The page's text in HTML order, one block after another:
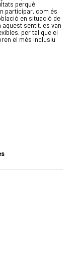
perquè
participar, com és
en situació de
aquest sentit, es van
per tal que el
el més inclusiu